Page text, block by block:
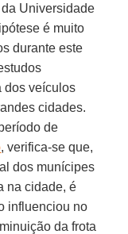
Universidade
é muito
durante este
dos veículos
cidades.
de
, verifica-se que,
dos munícipes
na cidade, é
influenciou no
da frota